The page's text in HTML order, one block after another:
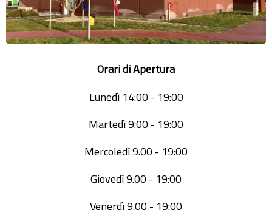
Orari di Apertura
Lunedì 14:00 - 19:00
Martedì 9:00 - 19:00
Mercoledì 9.00 - 19:00
Giovedì 9.00 - 19:00
Venerdì 9.00 - 19:00